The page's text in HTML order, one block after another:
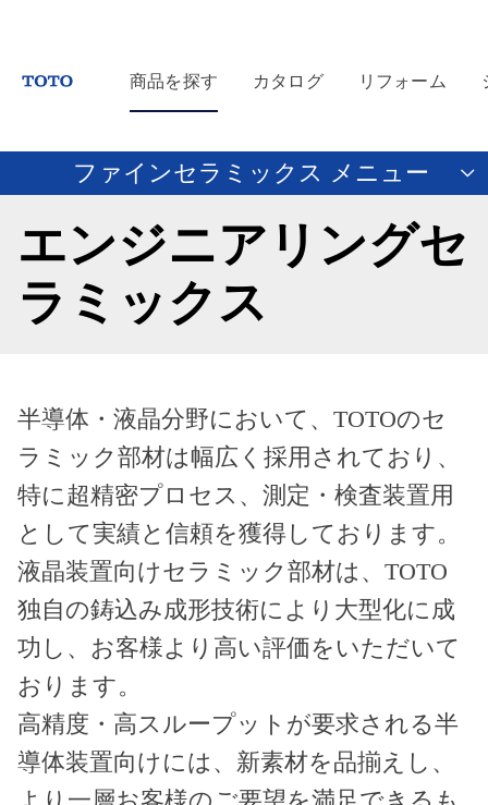
商品を探す カタログ リフォーム
ファインセラミックス メニュー
エンジニアリングセ
ラミックス
半導体・液晶分野において、TOTOのセ
ラミック部材は幅広く採用されており、
特に超精密プロセス、測定・検査装置用
として実績と信頼を獲得しております。
液晶装置向けセラミック部材は、TOTO
独自の鋳込み成形技術により大型化に成
功し、お客様より高い評価をいただいて
おります。
高精度・高スループットが要求される半
導体装置向けには、新素材を品揃えし、